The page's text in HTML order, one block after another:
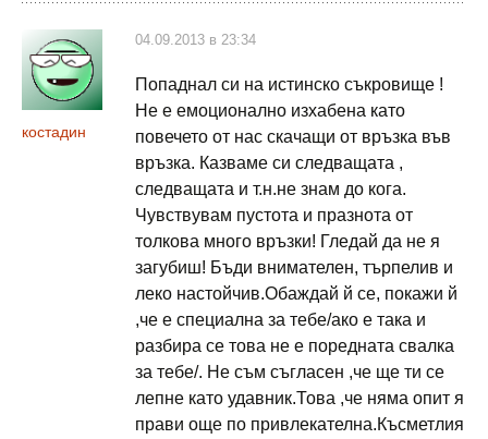
костадин
04.09.2013 в 23:34
Попаднал си на истинско съкровище !
Не е емоционално изхабена като
повечето от нас скачащи от връзка във
връзка. Казваме си следващата ,
следващата и т.н.не знам до кога.
Чувствувам пустота и празнота от
толкова много връзки! Гледай да не я
загубиш! Бъди внимателен, търпелив и
леко настойчив.Обаждай й се, покажи й
,че е специална за тебе/ако е така и
разбира се това не е поредната свалка
за тебе/. Не съм съгласен ,че ще ти се
лепне като удавник.Това ,че няма опит я
прави още по привлекателна.Късметлия